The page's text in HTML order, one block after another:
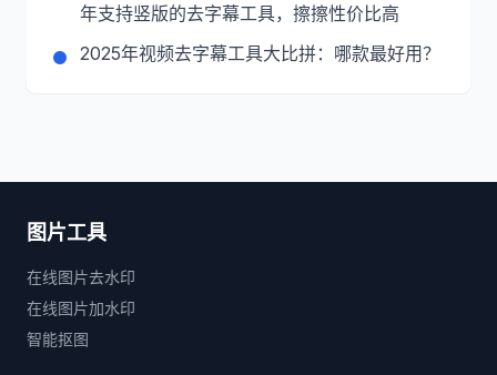
年支持竖版的去字幕工具，擦擦性价比高
2025年视频去字幕工具大比拼：哪款最好用？
图片工具
在线图片去水印
在线图片加水印
智能抠图